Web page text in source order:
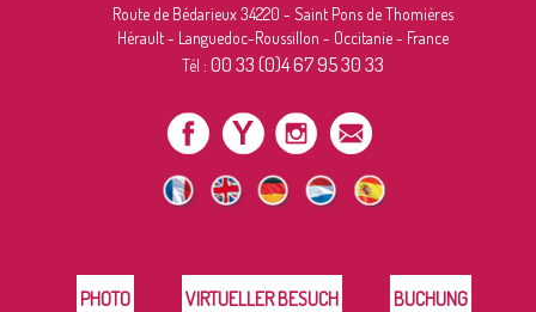
Route de Bédarieux 34220 - Saint Pons de Thomières
Hérault - Languedoc-Roussillon - Occitanie - France
Tél : 00 33 (0)4 67 95 30 33
PHOTO VIRTUELLER BESUCH BUCHUNG